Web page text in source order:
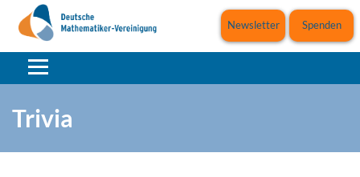
Spenden
Newsletter
Trivia